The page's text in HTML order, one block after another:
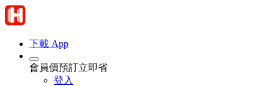
下載 App
會員價預訂立即省
登入